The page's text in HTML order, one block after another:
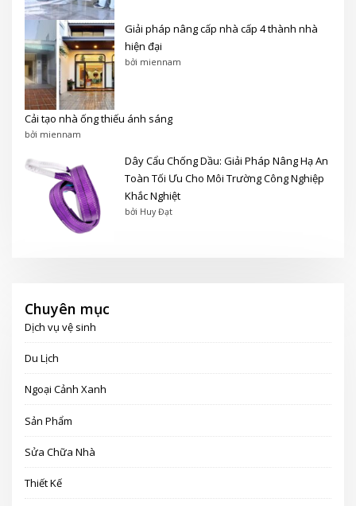
Giải pháp nâng cấp nhà cấp 4 thành nhà
hiện đại
bởi miennam
Cải tạo nhà ống thiếu ánh sáng
bởi miennam
Dây Cẩu Chống Dầu: Giải Pháp Nâng Hạ An
Toàn Tối Ưu Cho Môi Trường Công Nghiệp
Khắc Nghiệt
bởi Huy Đạt
Chuyên mục
Dịch vụ vệ sinh
Du Lịch
Ngoại Cảnh Xanh
Sản Phẩm
Sửa Chữa Nhà
Thiết Kế